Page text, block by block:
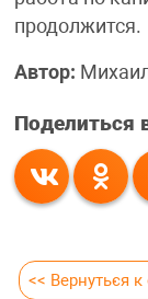
продолжится.
Автор:
Поделиться
<< Вернуться к